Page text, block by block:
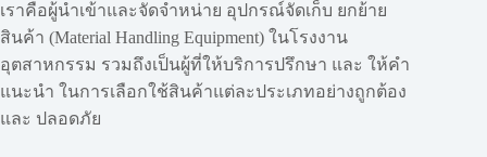
เราคือผู้นำเข้าและจัดจำหน่าย อุปกรณ์จัดเก็บ ยกย้าย
สินค้า (Material Handling Equipment) ในโรงงาน
อุตสาหกรรม รวมถึงเป็นผู้ที่ให้บริการปรึกษา และ ให้คำ
แนะนำ ในการเลือกใช้สินค้าแต่ละประเภทอย่างถูกต้อง
และ ปลอดภัย